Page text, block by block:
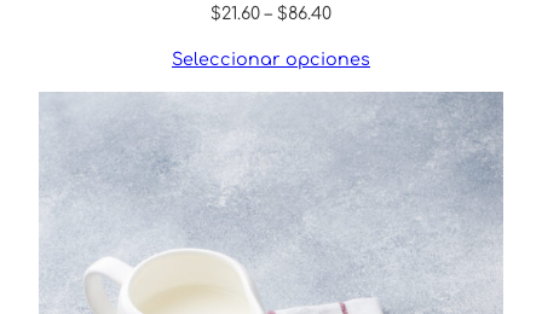
$21.60 – $86.40Price
$21.60
through
$86.40
Seleccionar opciones